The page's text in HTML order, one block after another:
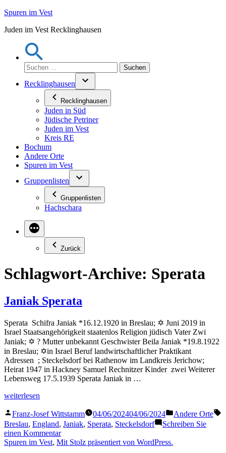
Zum
springen
Spuren im Vest
Juden im Vest Recklinghausen
Suchen
nach:
Recklinghausen
Recklinghausen
Juden in Süd
Jüdische Petriner
Juden im Vest
Kreis RE
Bochum
Andere Orte
Spuren im Vest
Gruppenlisten
Gruppenlisten
Hachschara
Zurück
Schlagwort-Archive: Sperata
Janiak Sperata
Sperata Schifra Janiak *16.12.1920 in Breslau; ✡ Juni 2019 in
Israel Staatsangehörigkeit staatenlos Religion jüdisch Vater Zwi
Janiak; ✡ ? Mutter unbekannt Geschwister Beila Janiak *19.8.1922
in Breslau; ✡in Israel Beruf landwirtschaftlicher Praktikant
Adressen ; Steckelsdorf bei Rathenow im Landkreis Jerichow;
Heirat 1947 in Hackney Samuel Rechnitzer Kinder zwei Weiterer
Lebensweg 17.5.1939 Sperata Janiak in …
„Janiak
weiterlesen
Veröffentlicht
von
Franz-Josef Wittstamm 04/06/202404/06/2024
Veröffentlicht
in
Andere Orte
Breslau, England, Janiak, Sperata, Steckelsdorf
Schreiben Sie
einen Kommentarzu
Janiak
Spuren im Vest, Mit Stolz präsentiert von WordPress.